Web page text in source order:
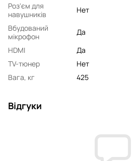
Роз'єм для
навушників
Нет
Вбудований
мікрофон
Да
HDMI
Да
TV-тюнер
Нет
Вага, кг
425
Відгуки